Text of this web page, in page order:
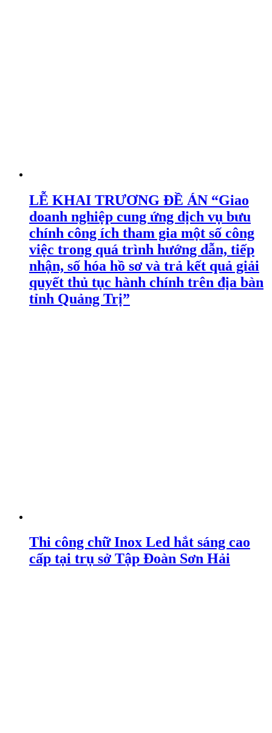
LỄ KHAI TRƯƠNG ĐỀ ÁN “Giao
doanh nghiệp cung ứng dịch vụ bưu
chính công ích tham gia một số công
việc trong quá trình hướng dẫn, tiếp
nhận, số hóa hồ sơ và trả kết quả giải
quyết thủ tục hành chính trên địa bàn
tỉnh Quảng Trị”
Thi công chữ Inox Led hắt sáng cao
cấp tại trụ sở Tập Đoàn Sơn Hải